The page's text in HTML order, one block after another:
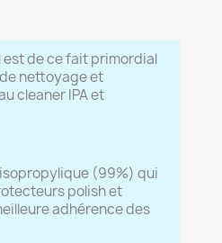
est de ce fait primordial
nettoyage et
cleaner IPA et
isopropylique (99%) qui
polish et
adhérence des